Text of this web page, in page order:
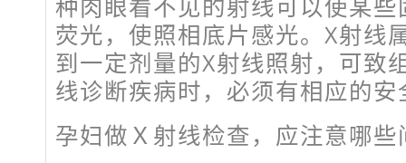
种肉眼看不见的射线可以使某
荧光，使照相底片感光。X射线
到一定剂量的X射线照射，可致
线诊断疾病时，必须有相应的安
孕妇做Ｘ射线检查，应注意哪些